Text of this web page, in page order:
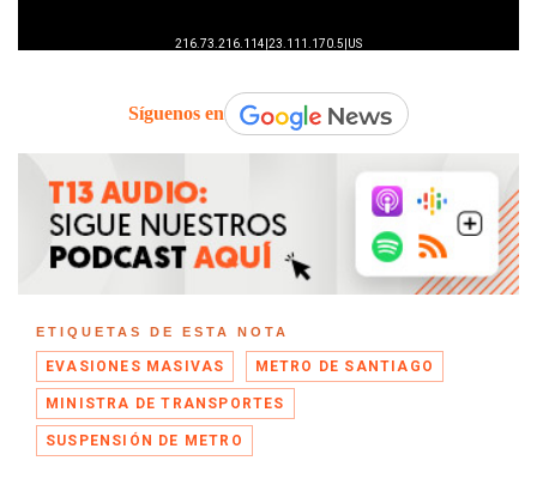
Síguenos en
ETIQUETAS DE ESTA NOTA
EVASIONES MASIVAS METRO DE SANTIAGO
MINISTRA DE TRANSPORTES
SUSPENSIÓN DE METRO